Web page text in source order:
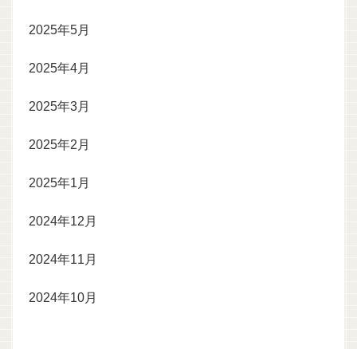
2025年5月
2025年4月
2025年3月
2025年2月
2025年1月
2024年12月
2024年11月
2024年10月